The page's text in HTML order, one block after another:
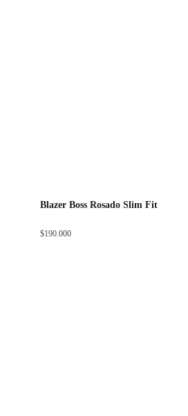
Blazer Boss Rosado Slim Fit
$190.000